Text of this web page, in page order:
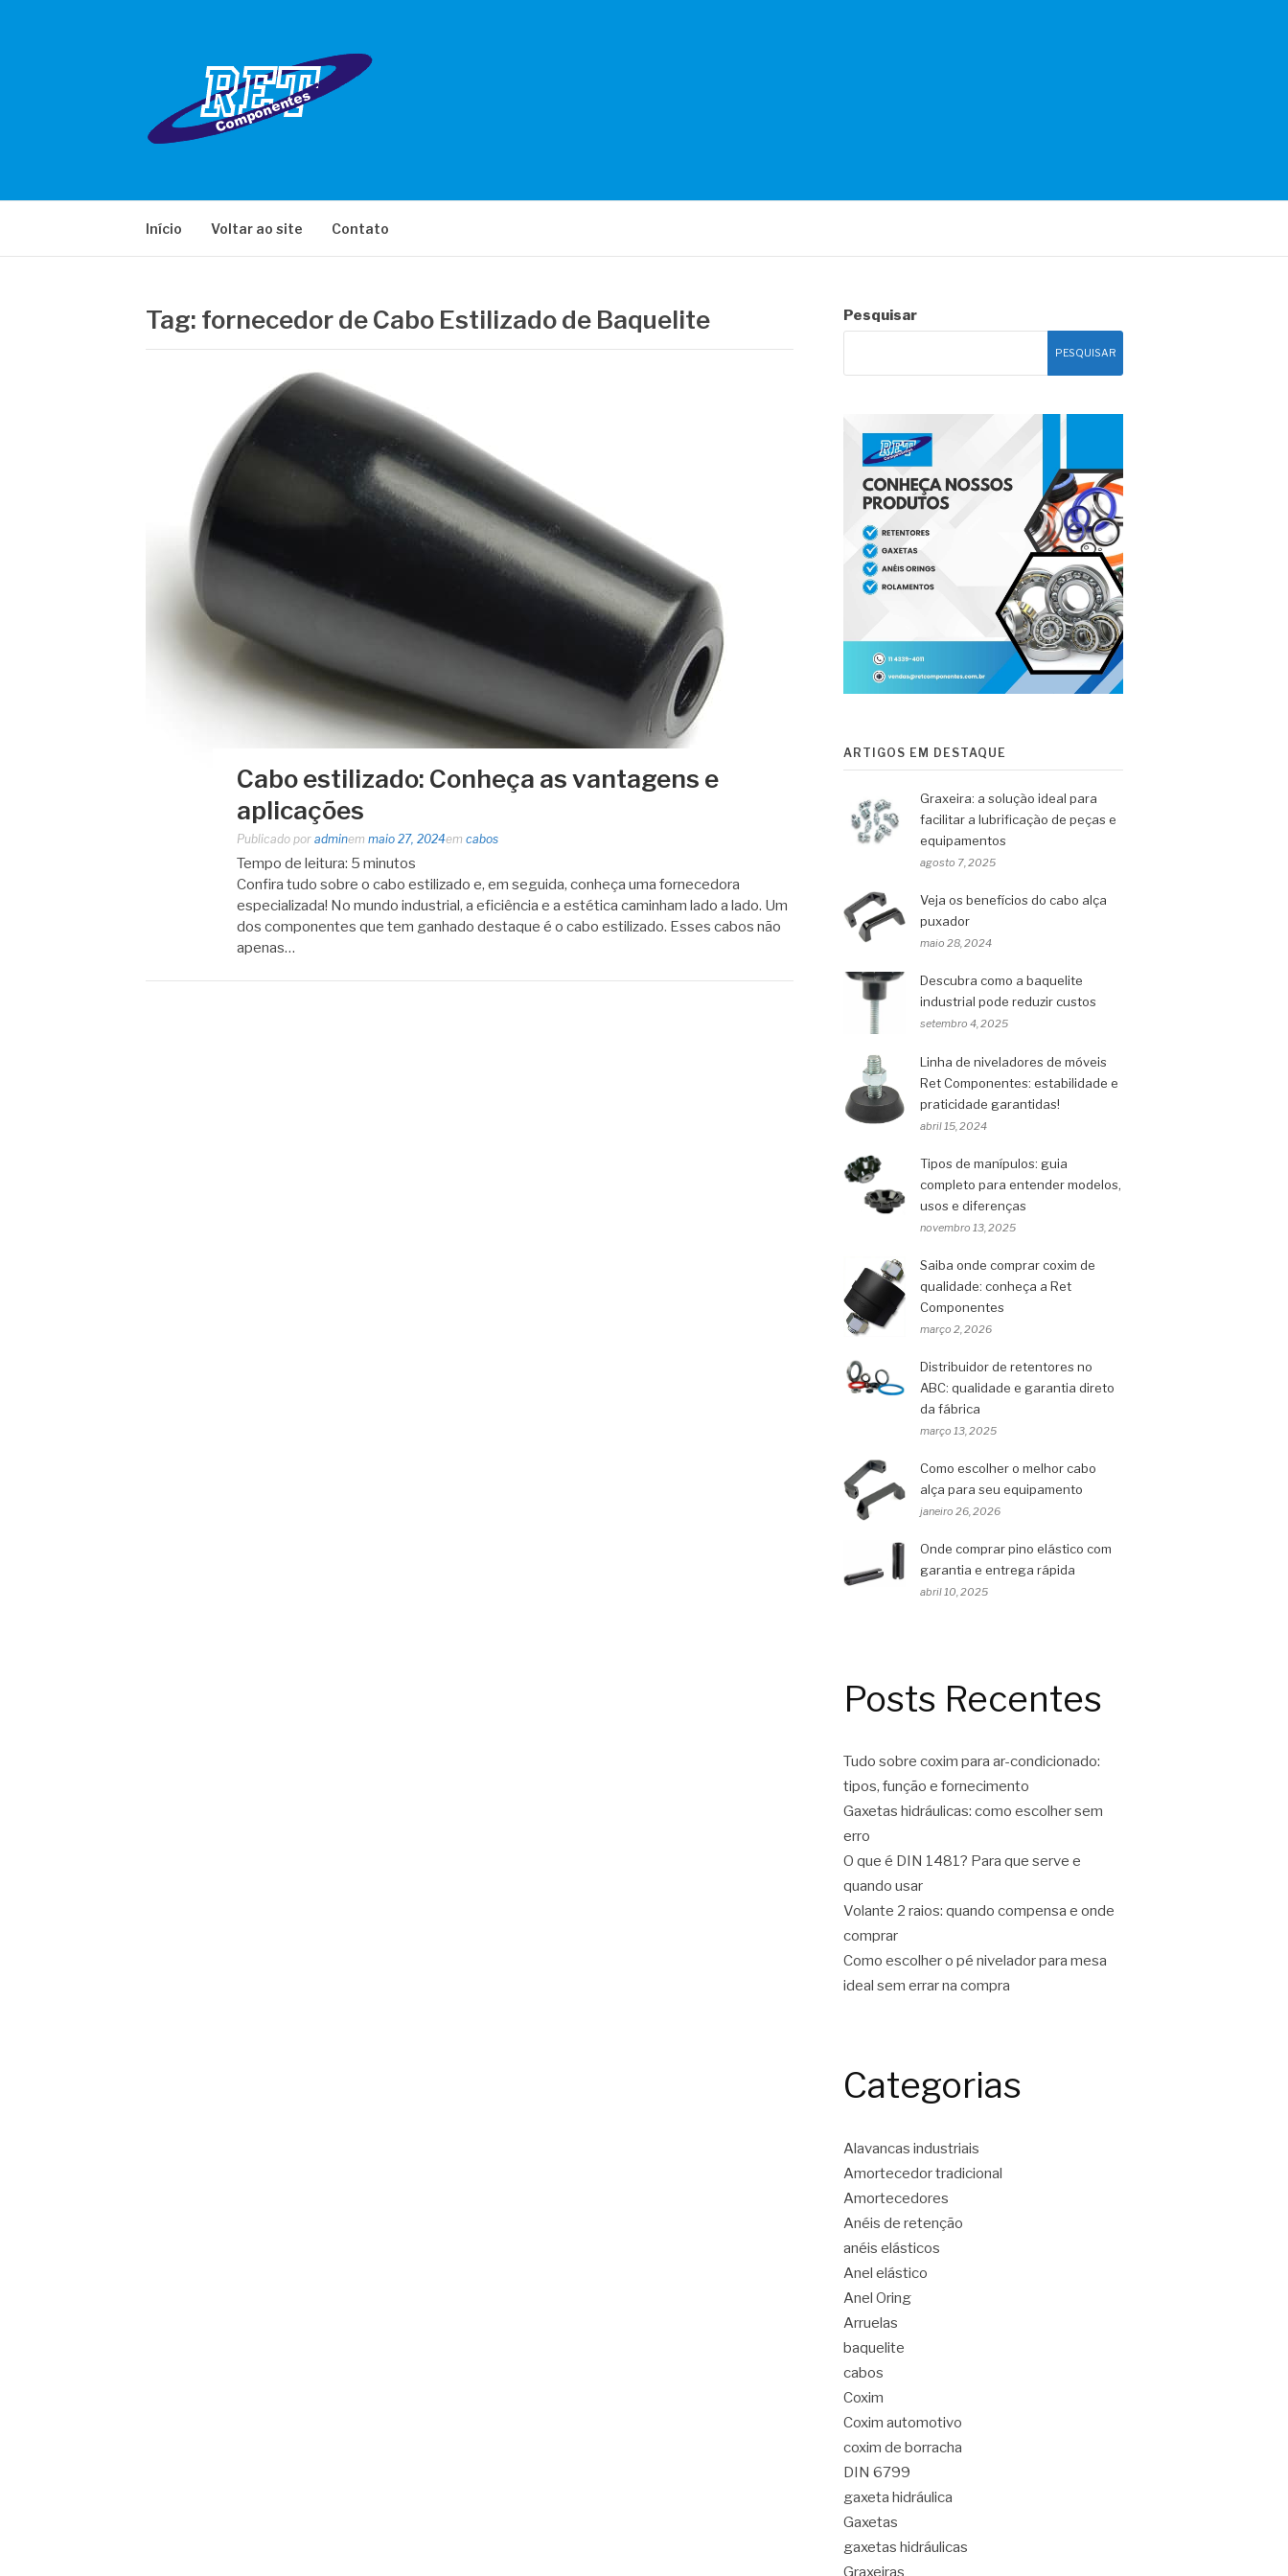
Início Voltar ao site Contato
Tag: fornecedor de Cabo Estilizado de Baquelite
Cabo estilizado: Conheça as vantagens e
aplicações
Publicado por adminem maio 27, 2024em cabos
Tempo de leitura: 5 minutos
Confira tudo sobre o cabo estilizado e, em seguida, conheça uma fornecedora
especializada! No mundo industrial, a eficiência e a estética caminham lado a lado. Um
dos componentes que tem ganhado destaque é o cabo estilizado. Esses cabos não
apenas…
Pesquisar
PESQUISAR
ARTIGOS EM DESTAQUE
Graxeira: a solução ideal para
facilitar a lubrificação de peças e
equipamentos
agosto 7, 2025
Veja os benefícios do cabo alça
puxador
maio 28, 2024
Descubra como a baquelite
industrial pode reduzir custos
setembro 4, 2025
Linha de niveladores de móveis
Ret Componentes: estabilidade e
praticidade garantidas!
abril 15, 2024
Tipos de manípulos: guia
completo para entender modelos,
usos e diferenças
novembro 13, 2025
Saiba onde comprar coxim de
qualidade: conheça a Ret
Componentes
março 2, 2026
Distribuidor de retentores no
ABC: qualidade e garantia direto
da fábrica
março 13, 2025
Como escolher o melhor cabo
alça para seu equipamento
janeiro 26, 2026
Onde comprar pino elástico com
garantia e entrega rápida
abril 10, 2025
Posts Recentes
Tudo sobre coxim para ar-condicionado:
tipos, função e fornecimento
Gaxetas hidráulicas: como escolher sem
erro
O que é DIN 1481? Para que serve e
quando usar
Volante 2 raios: quando compensa e onde
comprar
Como escolher o pé nivelador para mesa
ideal sem errar na compra
Categorias
Alavancas industriais
Amortecedor tradicional
Amortecedores
Anéis de retenção
anéis elásticos
Anel elástico
Anel Oring
Arruelas
baquelite
cabos
Coxim
Coxim automotivo
coxim de borracha
DIN 6799
gaxeta hidráulica
Gaxetas
gaxetas hidráulicas
Graxeiras